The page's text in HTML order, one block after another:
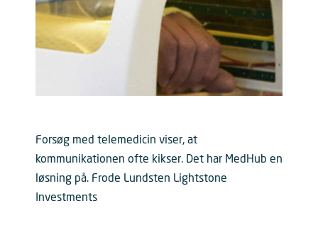
Forsøg med telemedicin viser, at
kommunikationen ofte kikser. Det har MedHub en
løsning på. Frode Lundsten Lightstone
Investments